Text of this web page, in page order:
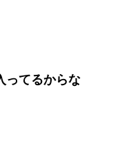
ってるからな